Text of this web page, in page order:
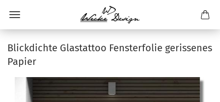
Blickdichte Glastattoo Fensterfolie gerissenes
Papier